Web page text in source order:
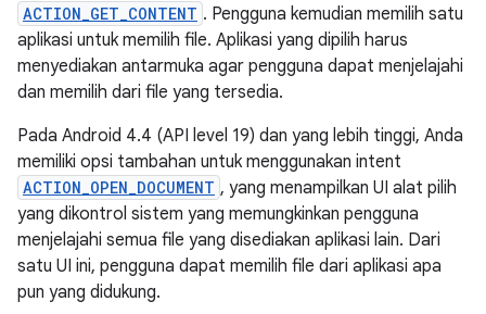
ACTION_GET_CONTENT . Pengguna kemudian memilih satu
aplikasi untuk memilih file. Aplikasi yang dipilih harus
menyediakan antarmuka agar pengguna dapat menjelajahi
dan memilih dari file yang tersedia.
Pada Android 4.4 (API level 19) dan yang lebih tinggi, Anda
memiliki opsi tambahan untuk menggunakan intent
ACTION_OPEN_DOCUMENT , yang menampilkan UI alat pilih
yang dikontrol sistem yang memungkinkan pengguna
menjelajahi semua file yang disediakan aplikasi lain. Dari
satu UI ini, pengguna dapat memilih file dari aplikasi apa
pun yang didukung.